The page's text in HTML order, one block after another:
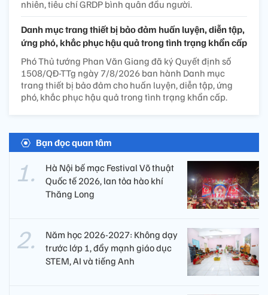
nhiên, tiêu chí GRDP bình quân đầu người.
Danh mục trang thiết bị bảo đảm huấn luyện, diễn tập,
ứng phó, khắc phục hậu quả trong tình trạng khẩn cấp
Phó Thủ tướng Phan Văn Giang đã ký Quyết định số
1508/QĐ-TTg ngày 7/8/2026 ban hành Danh mục
trang thiết bị bảo đảm cho huấn luyện, diễn tập, ứng
phó, khắc phục hậu quả trong tình trạng khẩn cấp.
Bạn đọc quan tâm
Hà Nội bế mạc Festival Võ thuật
Quốc tế 2026, lan tỏa hào khí
Thăng Long
Năm học 2026-2027: Không dạy
trước lớp 1, đẩy mạnh giáo dục
STEM, AI và tiếng Anh